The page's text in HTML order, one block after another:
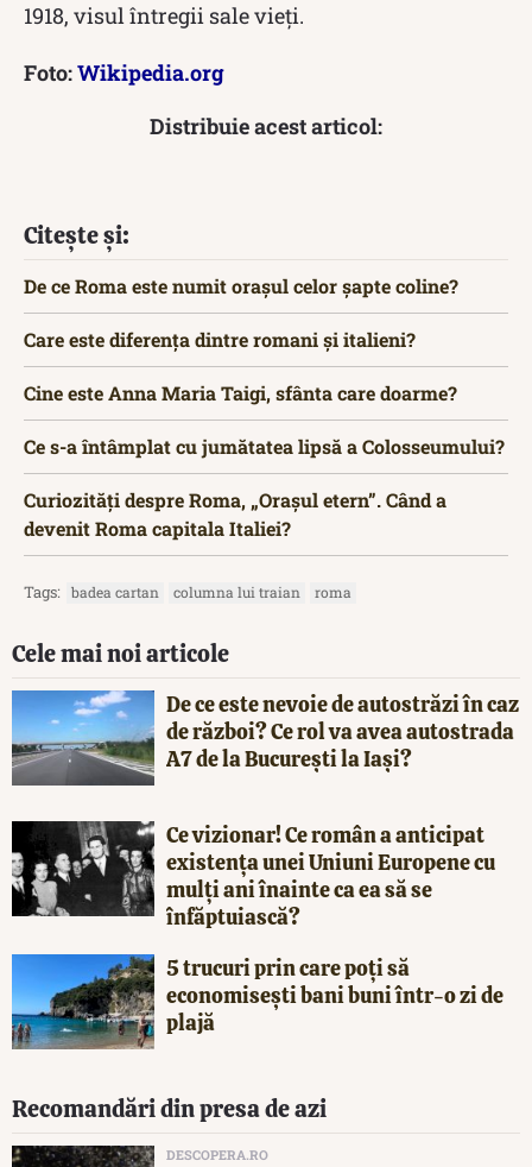
1918, visul întregii sale vieți.
Foto:Wikipedia.org
Distribuie acest articol:
Citește și:
De ce Roma este numit orașul celor șapte coline?
Care este diferența dintre romani și italieni?
Cine este Anna Maria Taigi, sfânta care doarme?
Ce s-a întâmplat cu jumătatea lipsă a Colosseumului?
Curiozități despre Roma, „Orașul etern”. Când a
devenit Roma capitala Italiei?
Tags: badea cartan columna lui traian roma
Cele mai noi articole
De ce este nevoie de autostrăzi în caz
de război? Ce rol va avea autostrada
A7 de la București la Iași?
Ce vizionar! Ce român a anticipat
existența unei Uniuni Europene cu
mulți ani înainte ca ea să se
înfăptuiască?
5 trucuri prin care poți să
economisești bani buni într-o zi de
plajă
Recomandări din presa de azi
DESCOPERA.RO